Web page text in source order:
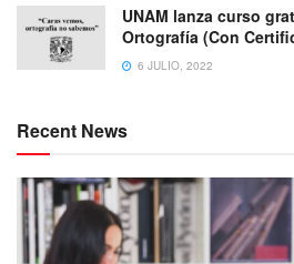
UNAM lanza curso
Ortografía (Con
6 JULIO, 2022
Recent News